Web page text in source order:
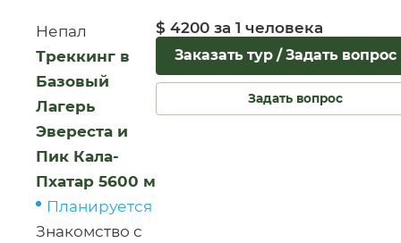
Непал
Треккинг в
Базовый
Лагерь
Эвереста и
Пик Кала-
Пхатар 5600 м
Планируется
Знакомство с
$ 4200 за 1 человека
Заказать тур / Задать вопрос
Задать вопрос